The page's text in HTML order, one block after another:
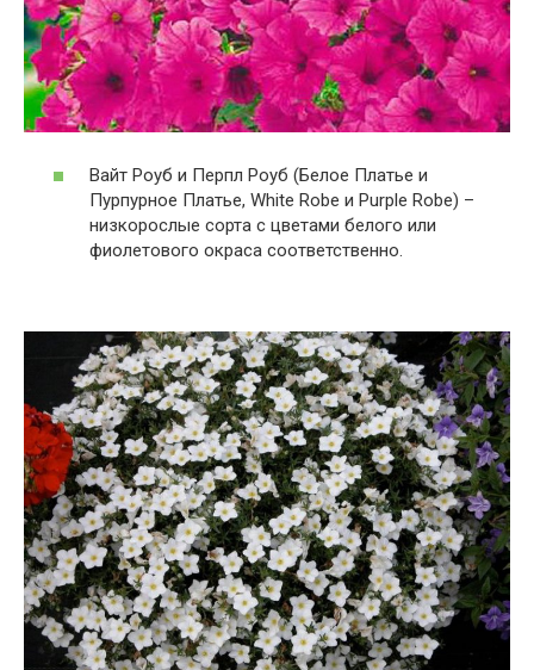
Вайт Роуб и Перпл Роуб (Белое Платье и
Пурпурное Платье, White Robe и Purple Robe) –
низкорослые сорта с цветами белого или
фиолетового окраса соответственно.